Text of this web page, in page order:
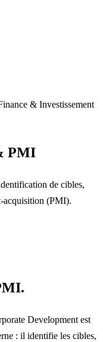
& Investissement
PMI
de cibles,
acquisition (PMI).
Development est
: il identifie les cibles,